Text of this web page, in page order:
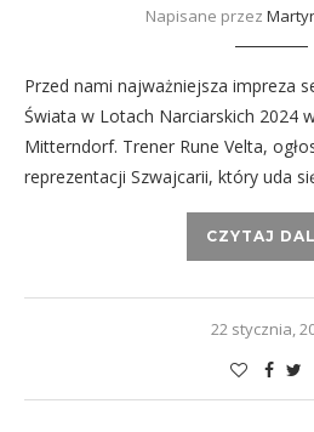
Napisane przez
Przed nami najważniejsza impreza
Świata w Lotach Narciarskich 2024
Mitterndorf. Trener Rune Velta,
reprezentacji Szwajcarii, który uda
CZYTAJ
22 stycznia,